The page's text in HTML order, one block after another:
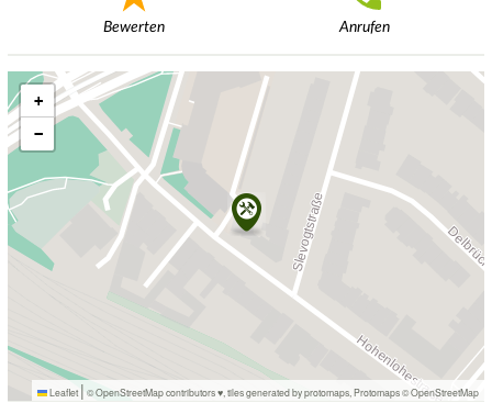
Bewerten Anrufen
+
−
Leaflet | © OpenStreetMap contributors ♥, tiles generated by protomaps Protomaps©OpenStreetMap